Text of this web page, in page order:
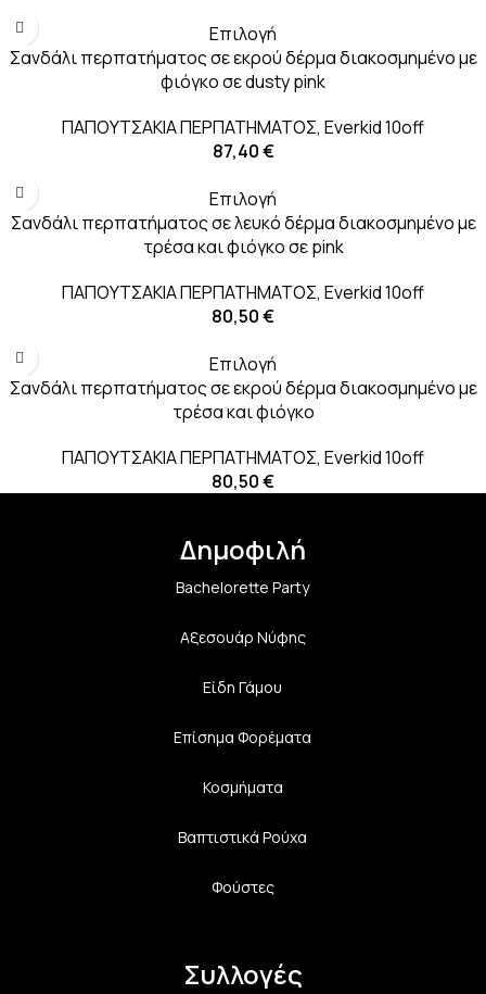
Επιλογή
Σανδάλι περπατήματος σε εκρού δέρμα διακοσμημένο με
φιόγκο σε dusty pink
ΠΑΠΟΥΤΣΑΚΙΑ ΠΕΡΠΑΤΗΜΑΤΟΣ, Everkid 10off
87,40€
Επιλογή
Σανδάλι περπατήματος σε λευκό δέρμα διακοσμημένο με
τρέσα και φιόγκο σε pink
ΠΑΠΟΥΤΣΑΚΙΑ ΠΕΡΠΑΤΗΜΑΤΟΣ, Everkid 10off
80,50€
Επιλογή
Σανδάλι περπατήματος σε εκρού δέρμα διακοσμημένο με
τρέσα και φιόγκο
ΠΑΠΟΥΤΣΑΚΙΑ ΠΕΡΠΑΤΗΜΑΤΟΣ, Everkid 10off
80,50€
Δημοφιλή
Bachelorette Party
Αξεσουάρ Νύφης
Είδη Γάμου
Επίσημα Φορέματα
Κοσμήματα
Βαπτιστικά Ρούχα
Φούστες
Συλλογές